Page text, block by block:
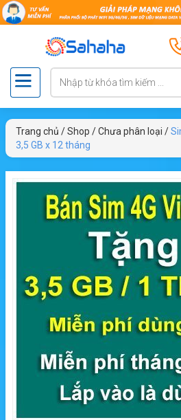
Trang chủ /Shop /Chưa phân loại /
3,5 GB x 12 tháng